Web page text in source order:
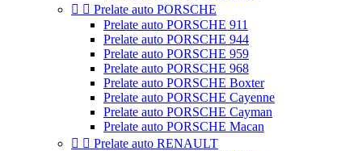
  Prelate auto PORSCHE
Prelate auto PORSCHE 911
Prelate auto PORSCHE 944
Prelate auto PORSCHE 959
Prelate auto PORSCHE 968
Prelate auto PORSCHE Boxter
Prelate auto PORSCHE Cayenne
Prelate auto PORSCHE Cayman
Prelate auto PORSCHE Macan
  Prelate auto RENAULT